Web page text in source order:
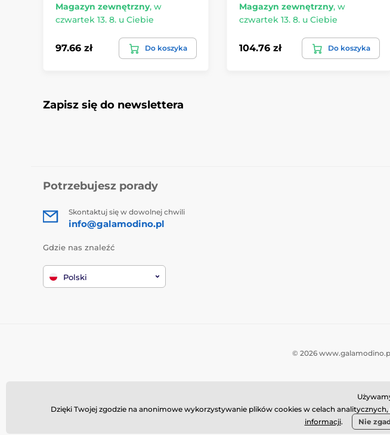
Magazyn zewnętrzny, w
czwartek 13. 8. u Ciebie
97.66 zł Do koszyka
Magazyn zewnętrzny, w
czwartek 13. 8. u Ciebie
104.76 zł Do koszyka
Zapisz się do newslettera
Potrzebujesz porady
Skontaktuj się w dowolnej chwili
info@galamodino.pl
Gdzie nas znaleźć
Polski
© 2026
Dzięki Twojej zgodzie na anonimowe wykorzystywanie plików cookies w celach
informacji. Nie